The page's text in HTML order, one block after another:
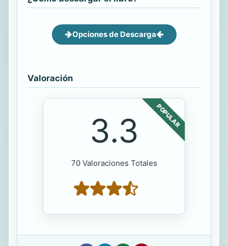
Opciones de Descarga
Valoración
POPULAR
3.3
70 Valoraciones Totales